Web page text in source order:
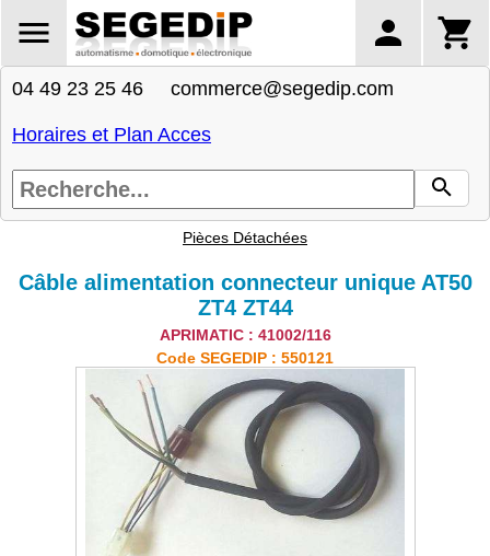
04 49 23 25 46 commerce@segedip.com
Horaires et Plan Acces
Pièces Détachées
Câble alimentation connecteur unique AT50
ZT4 ZT44
APRIMATIC : 41002/116
Code SEGEDIP : 550121